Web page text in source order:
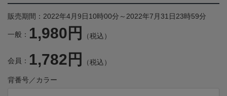
販売期間：2022年4月9日10時00分～2022年7月31日23時59分
一般： 1,980円 （税込）
会員： 1,782円 （税込）
背番号／カラー